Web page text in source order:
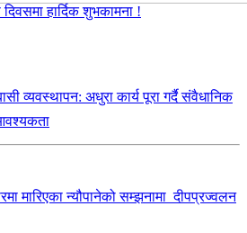
हार्दिक शुभकामना !
व्यवस्थापन: अधुरा कार्य पूरा गर्दै संवैधानिक
आवश्यकता
मारिएका न्यौपानेको सम्झनामा दीपप्रज्वलन